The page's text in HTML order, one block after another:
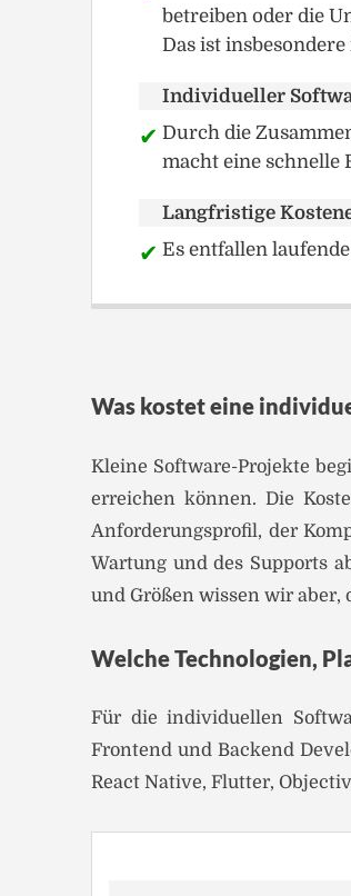
betreiben oder die
Das ist
Individueller
Durch die
macht eine schnelle
Langfristige
Es entfallen
Was kostet eine
Kleine Software-Projekte
erreichen können. Die
Anforderungsprofil, der
Wartung und des Supports
und Größen wissen wir
Welche Technologien,
Für die individuellen
Frontend und Backend
React Native, Flutter,